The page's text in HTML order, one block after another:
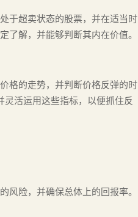
于超卖状态的股票，并在适当时
解，并能够判断其内在价值。
格的走势，并判断价格反弹的时
活运用这些指标，以便抓住反
险，并确保总体上的回报率。